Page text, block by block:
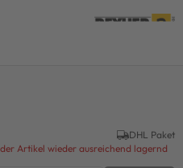
DHL Paket
Artikel wieder ausreichend lagernd